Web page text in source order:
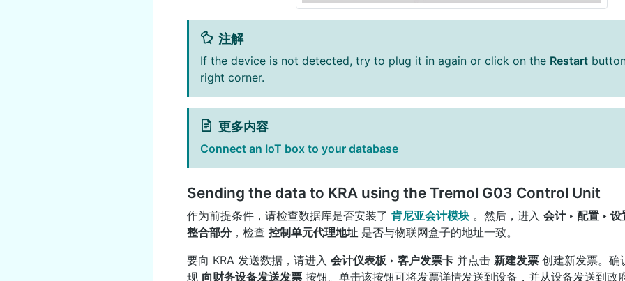
注解
If the device is not detected, try to plug it in again or click on the Restart
right corner.
更多内容
Connect an IoT box to your database
Sending the data to KRA using the Tremol G03 Control Unit
作为前提条件，请检查数据库是否安装了 肯尼亚会计模块 。然后，进入 会计 ‣ 配置 ‣
整合部分，检查 控制单元代理地址 是否与物联网盒子的地址一致。
要向 KRA 发送数据，请进入 会计仪表板 ‣ 客户发票卡 并点击 新建发票 创建新发票。确
现 向财务设备发送发票 按钮。单击该按钮可将发票详情发送到设备，并从设备发送到政